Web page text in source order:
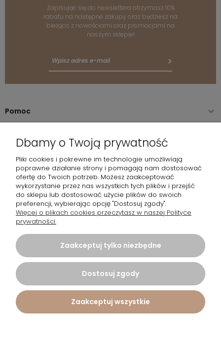
Zapisując się do newslettera otrzymasz 10%
rabatu na następne zakupy oraz będziesz na
bieżąco z nowościami oraz promocjami na
naszym sklepie!
Pomoc
Gwarancja i zwroty
O firmie
Moje konto
Projekt i wykonanie:Ecommercy.pl
Pokaż pełną wersję strony
Sklep internetowy Shoper.pl
Dbamy o Twoją prywatność
Pliki cookies i pokrewne im technologie umożliwiają
poprawne działanie strony i pomagają nam dostosować
ofertę do Twoich potrzeb. Możesz zaakceptować
wykorzystanie przez nas wszystkich tych plików i przejść
do sklepu lub dostosować użycie plików do swoich
preferencji, wybierając opcję "Dostosuj zgody".
Więcej o plikach cookies przeczytasz w naszej Polityce
prywatności.
Zaakceptuj tylko niezbędne
Dostosuj zgody
Zaakceptuj wszystkie